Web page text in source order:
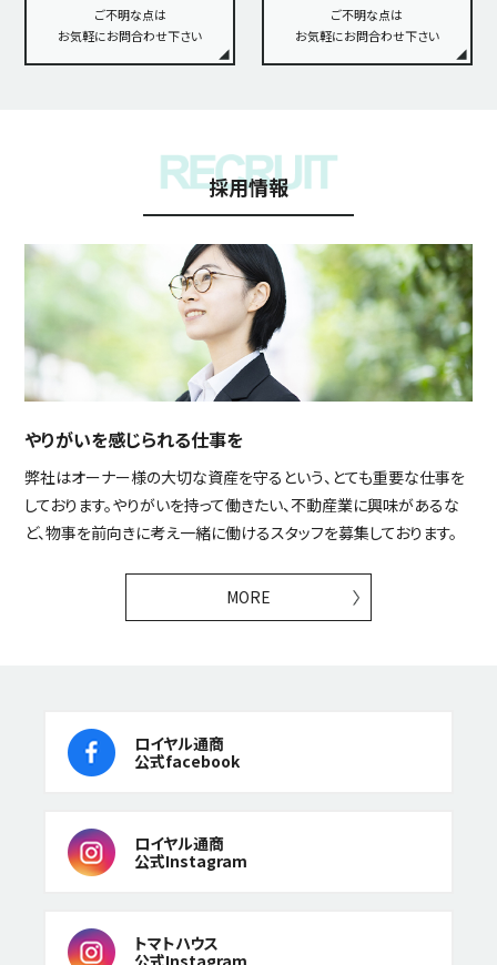
ご不明な点は
お気軽にお問合わせ下さい
ご不明な点は
お気軽にお問合わせ下さい
採用情報
やりがいを感じられる仕事を
弊社はオーナー様の大切な資産を守るという、とても重要な仕事を
しております。やりがいを持って働きたい、不動産業に興味があるな
ど、物事を前向きに考え一緒に働けるスタッフを募集しております。
MORE
ロイヤル通商
公式facebook
ロイヤル通商
公式Instagram
トマトハウス